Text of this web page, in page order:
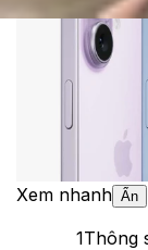
Xem nhanh Ẩn
1Thông